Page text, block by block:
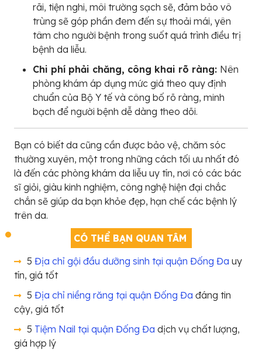
rãi, tiện nghi, môi trường sạch sẽ, đảm bảo vô
trùng sẽ góp phần đem đến sự thoải mái, yên
tâm cho người bệnh trong suốt quá trình điều trị
bệnh da liễu.
Chi phí phải chăng, công khai rõ ràng: Nên
phòng khám áp dụng mức giá theo quy định
chuẩn của Bộ Y tế và công bố rõ ràng, minh
bạch để người bệnh dễ dàng theo dõi.
Bạn có biết da cũng cần được bảo vệ, chăm sóc
thường xuyên, một trong những cách tối ưu nhất đó
là đến các phòng khám da liễu uy tín, nơi có các bác
sĩ giỏi, giàu kinh nghiệm, công nghệ hiện đại chắc
chắn sẽ giúp da bạn khỏe đẹp, hạn chế các bệnh lý
trên da.
CÓ THỂ BẠN QUAN TÂM
5 Địa chỉ gội đầu dưỡng sinh tại quận Đống Đa uy
tín, giá tốt
5 Địa chỉ niềng răng tại quận Đống Đa đáng tin
cậy, giá tốt
5 Tiệm Nail tại quận Đống Đa dịch vụ chất lượng,
giá hợp lý